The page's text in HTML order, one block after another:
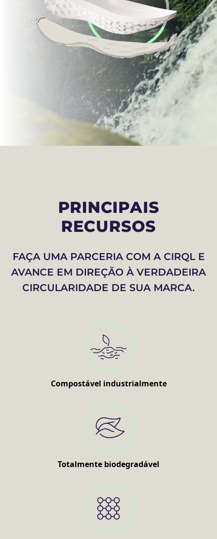
PRINCIPAIS
RECURSOS
FAÇA UMA PARCERIA COM A CIRQL E
AVANCE EM DIREÇÃO À VERDADEIRA
CIRCULARIDADE DE SUA MARCA.
Compostável industrialmente
Totalmente biodegradável